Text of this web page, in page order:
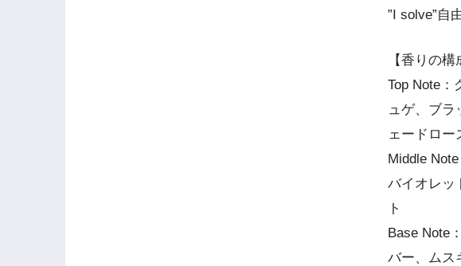
”I solve”自
【香りの構
Top Note：
ュゲ、ブ
ェードロ
Middle
バイオレッ
ト
Base Note
バー、ムス